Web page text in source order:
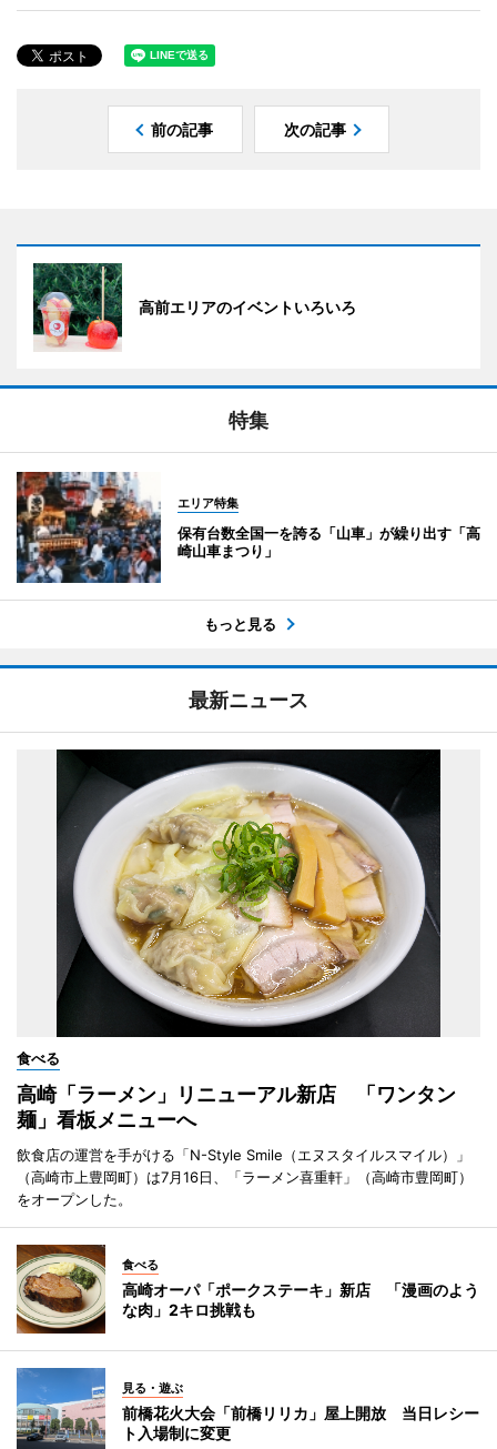
前の記事 次の記事
高前エリアのイベントいろいろ
特集
エリア特集
保有台数全国一を誇る「山車」が繰り出す「高
崎山車まつり」
もっと見る
最新ニュース
食べる
高崎「ラーメン」リニューアル新店 「ワンタン
麺」看板メニューへ
飲食店の運営を手がける「N-Style Smile（エヌスタイルスマイル）」
（高崎市上豊岡町）は7月16日、「ラーメン喜重軒」（高崎市豊岡町）
をオープンした。
食べる
高崎オーパ「ポークステーキ」新店 「漫画のよう
な肉」2キロ挑戦も
見る・遊ぶ
前橋花火大会「前橋リリカ」屋上開放 当日レシー
ト入場制に変更